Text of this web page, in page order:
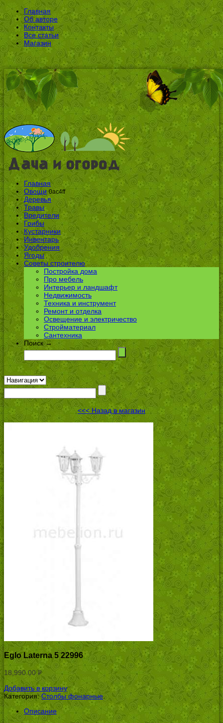
Главная
Об авторе
Контакты
Все статьи
Магазин
Главная
Овощи 0ac4ff
Деревья
Травы
Вредители
Грибы
Кустарники
Инвентарь
Удобрения
Ягоды
Советы строителю
Постройка дома
Про мебель
Интерьер и ландшафт
Недвижимость
Техника и инструмент
Ремонт и отделка
Освещение и электричество
Стройматериал
Сантехника
Поиск →
<<< Назад в магазин
Eglo Laterna 5 22996
18,990.00Р
УБ.
Добавить в корзину
Категория:Столбы фонарные.
Описание